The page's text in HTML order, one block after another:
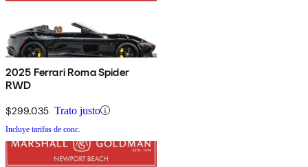
2025 Ferrari Roma Spider
RWD
$299,035 Trato justo
Incluye tarifas de conc.